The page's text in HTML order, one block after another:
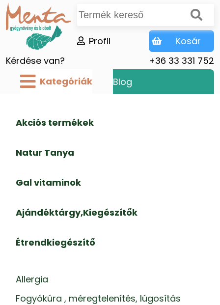
Kérdése van? +36 33 331 752
Profil Kosár
Kategóriák Blog
Akciós termékek
Natur Tanya
Gal vitaminok
Ajándéktárgy,Kiegészítők
Étrendkiegészítő
Allergia
Fogyókúra , méregtelenítés, lúgosítás